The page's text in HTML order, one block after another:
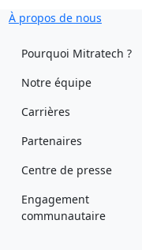
À propos de nous
Pourquoi Mitratech ?
Notre équipe
Carrières
Partenaires
Centre de presse
Engagement
communautaire